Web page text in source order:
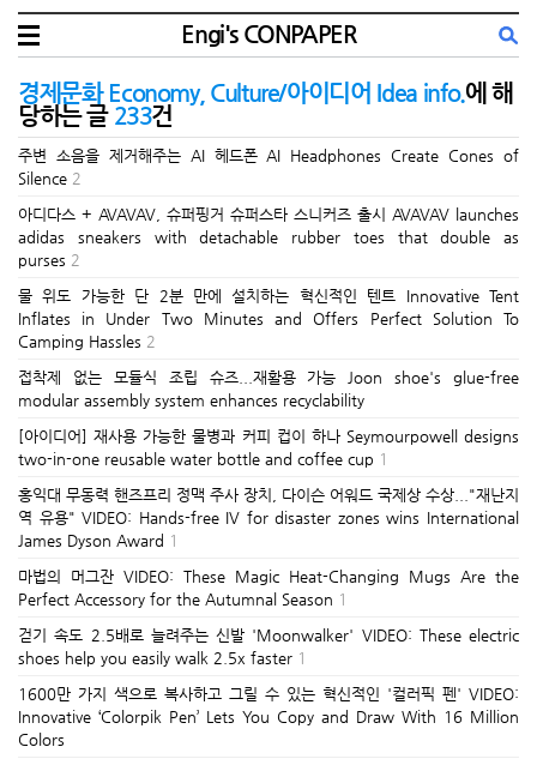
Engi's CONPAPER
경제문화 Economy, Culture/아이디어 Idea info.에 해
당하는 글 233건
주변 소음을 제거해주는 AI 헤드폰 AI Headphones Create Cones of
Silence 2
아디다스 + AVAVAV, 슈퍼핑거 슈퍼스타 스니커즈 출시 AVAVAV launches
adidas sneakers with detachable rubber toes that double as
purses 2
물 위도 가능한 단 2분 만에 설치하는 혁신적인 텐트 Innovative Tent
Inflates in Under Two Minutes and Offers Perfect Solution To
Camping Hassles 2
접착제 없는 모듈식 조립 슈즈...재활용 가능 Joon shoe's glue-free
modular assembly system enhances recyclability
[아이디어] 재사용 가능한 물병과 커피 컵이 하나 Seymourpowell designs
two-in-one reusable water bottle and coffee cup 1
홍익대 무동력 핸즈프리 정맥 주사 장치, 다이슨 어워드 국제상 수상..."재난지
역 유용" VIDEO: Hands-free IV for disaster zones wins International
James Dyson Award 1
마법의 머그잔 VIDEO: These Magic Heat-Changing Mugs Are the
Perfect Accessory for the Autumnal Season 1
걷기 속도 2.5배로 늘려주는 신발 'Moonwalker' VIDEO: These electric
shoes help you easily walk 2.5x faster 1
1600만 가지 색으로 복사하고 그릴 수 있는 혁신적인 '컬러픽 펜' VIDEO:
Innovative ‘Colorpik Pen’ Lets You Copy and Draw With 16 Million
Colors